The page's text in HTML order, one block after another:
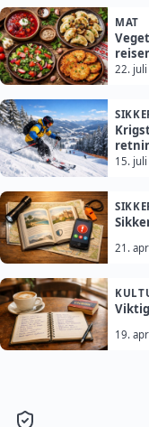
MAT
22.
15.
21.
19.